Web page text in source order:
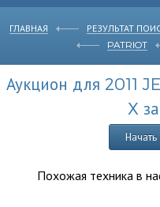
ГЛАВНАЯ РЕЗУЛЬТАТ
PATRIOT
Аукцион для 2011
X
Похожая техника в